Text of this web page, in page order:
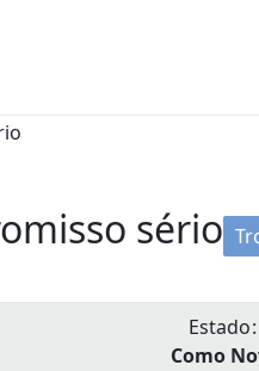
sério
Estado
Como